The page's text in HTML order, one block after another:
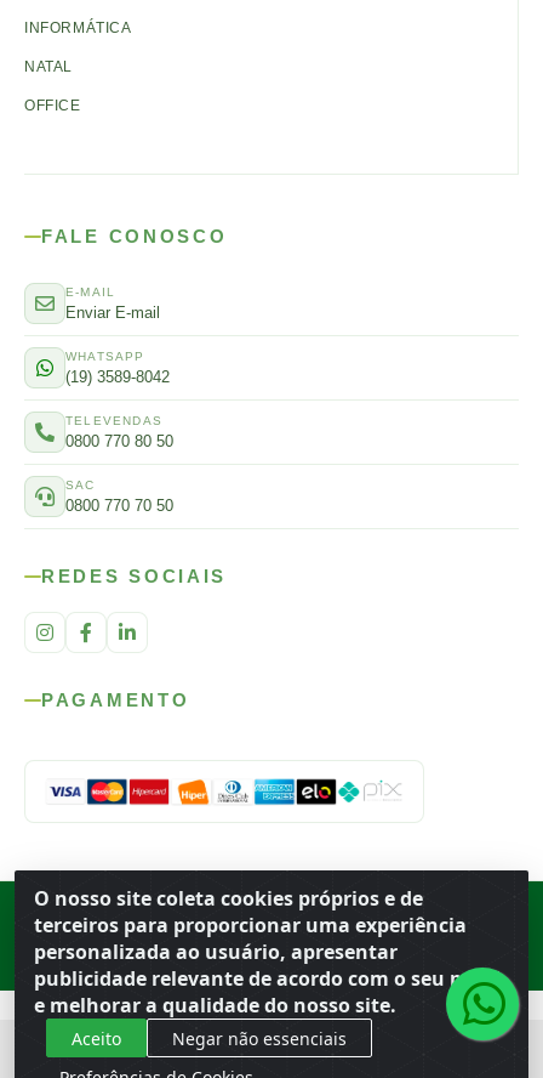
O nosso site coleta cookies próprios e de
terceiros para proporcionar uma experiência
personalizada ao usuário, apresentar
publicidade relevante de acordo com o seu perfil
e melhorar a qualidade do nosso site.
Aceito
Negar não essenciais
INFORMÁTICA
NATAL
OFFICE
FALE CONOSCO
E-MAIL
Enviar E-mail
WHATSAPP
(19) 3589-8042
TELEVENDAS
0800 770 80 50
SAC
0800 770 70 50
REDES SOCIAIS
PAGAMENTO
Rod. SP-215, s/n, km 98 — Área Rural Porto Ferreira ·BR
· CEP
· CNPJ 56.679.863/0001-91
© 2026 Atacado Ideal